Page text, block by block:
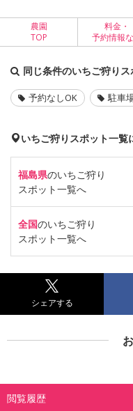
農園
TOP
料金・
予約情報
同じ条件のいちご狩り
予約なしOK 駐車
いちご狩りスポット一覧
福島県のいちご狩り
スポット一覧へ
全国のいちご狩り
スポット一覧へ
シェアする
閲覧履歴